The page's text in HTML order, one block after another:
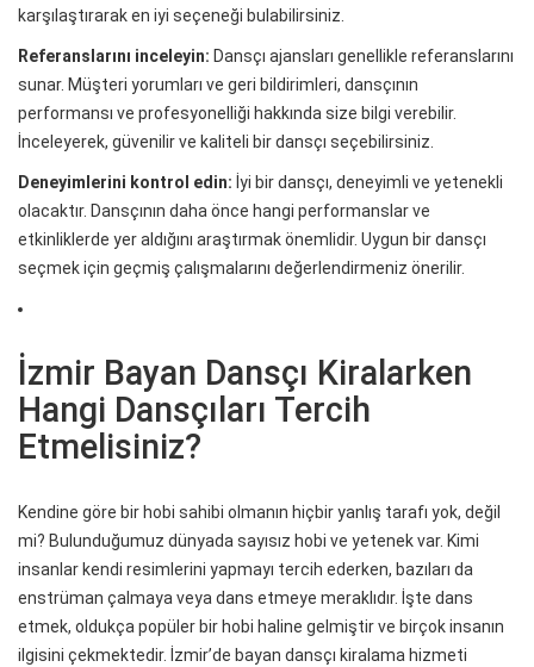
karşılaştırarak en iyi seçeneği bulabilirsiniz.
Referanslarını inceleyin: Dansçı ajansları genellikle referanslarını
sunar. Müşteri yorumları ve geri bildirimleri, dansçının
performansı ve profesyonelliği hakkında size bilgi verebilir.
İnceleyerek, güvenilir ve kaliteli bir dansçı seçebilirsiniz.
Deneyimlerini kontrol edin: İyi bir dansçı, deneyimli ve yetenekli
olacaktır. Dansçının daha önce hangi performanslar ve
etkinliklerde yer aldığını araştırmak önemlidir. Uygun bir dansçı
seçmek için geçmiş çalışmalarını değerlendirmeniz önerilir.
İzmir Bayan Dansçı Kiralarken
Hangi Dansçıları Tercih
Etmelisiniz?
Kendine göre bir hobi sahibi olmanın hiçbir yanlış tarafı yok, değil
mi? Bulunduğumuz dünyada sayısız hobi ve yetenek var. Kimi
insanlar kendi resimlerini yapmayı tercih ederken, bazıları da
enstrüman çalmaya veya dans etmeye meraklıdır. İşte dans
etmek, oldukça popüler bir hobi haline gelmiştir ve birçok insanın
ilgisini çekmektedir. İzmir’de bayan dansçı kiralama hizmeti